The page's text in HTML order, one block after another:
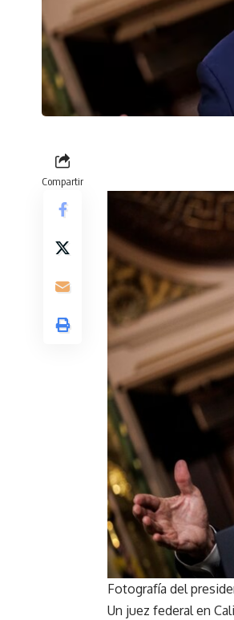
Compartir
Fotografía del
Un juez federal en